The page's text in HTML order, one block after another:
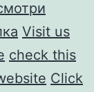
Visit us
check this
Click